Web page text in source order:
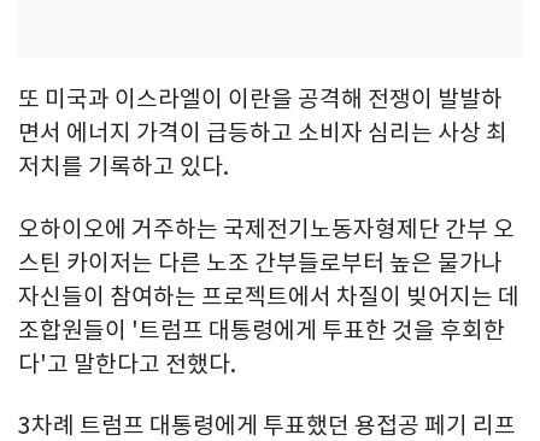
또 미국과 이스라엘이 이란을 공격해 전쟁이 발발하
면서 에너지 가격이 급등하고 소비자 심리는 사상 최
저치를 기록하고 있다.
오하이오에 거주하는 국제전기노동자형제단 간부 오
스틴 카이저는 다른 노조 간부들로부터 높은 물가나
자신들이 참여하는 프로젝트에서 차질이 빚어지는 데
조합원들이 '트럼프 대통령에게 투표한 것을 후회한
다'고 말한다고 전했다.
3차례 트럼프 대통령에게 투표했던 용접공 페기 리프